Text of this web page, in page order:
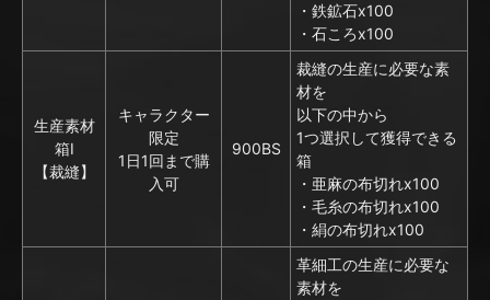
・鉄鉱石x100
・石ころx100
生産素材
箱I
【裁縫】
キャラクター
限定
1日1回まで購
入可
900BS
裁縫の生産に必要な素
材を
以下の中から
1つ選択して獲得できる
箱
・亜麻の布切れx100
・毛糸の布切れx100
・絹の布切れx100
革細工の生産に必要な
素材を